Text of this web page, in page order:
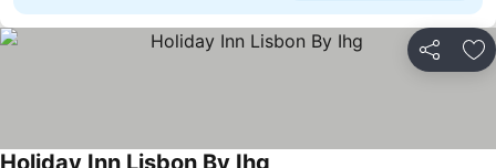
Holiday Inn Lisbon By Ihg